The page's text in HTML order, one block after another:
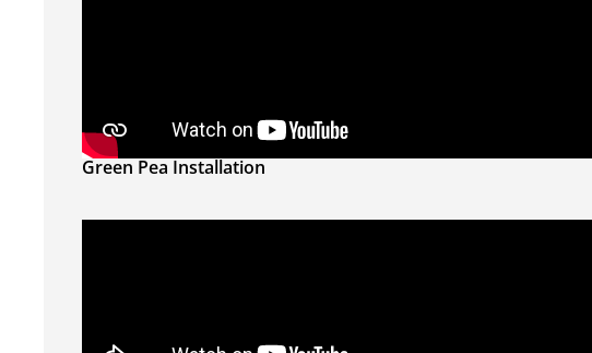
Green Pea Installation